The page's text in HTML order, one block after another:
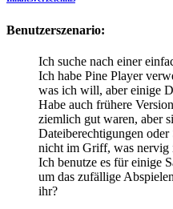
Benutzerszenario:
Ich suche nach einer
Ich habe Pine Player
was ich will, aber einige
Habe auch frühere
ziemlich gut waren, aber
Dateiberechtigungen
nicht im Griff, was nervig
Ich benutze es für einige
um das zufällige
ihr?